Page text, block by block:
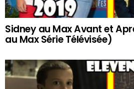
Sidney au Max Avant et
au Max Série Télévisée)